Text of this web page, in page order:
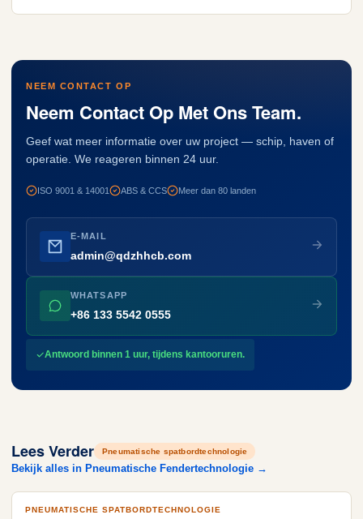
NEEM CONTACT OP
Neem Contact Op Met Ons Team.
Geef wat meer informatie over uw project — schip, haven of
operatie. We reageren binnen 24 uur.
ISO 9001 & 14001 ABS & CCS Meer dan 80 landen
E-MAIL
admin@qdzhhcb.com
WHATSAPP
+86 133 5542 0555
Antwoord binnen 1 uur, tijdens kantooruren.
Lees Verder Pneumatische spatbordtechnologie
Bekijk alles in Pneumatische Fendertechnologie →
PNEUMATISCHE SPATBORDTECHNOLOGIE